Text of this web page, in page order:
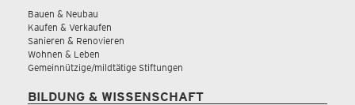
Bauen & Neubau
Kaufen & Verkaufen
Sanieren & Renovieren
Wohnen & Leben
Gemeinnützige/mildtätige Stiftungen
BILDUNG & WISSENSCHAFT